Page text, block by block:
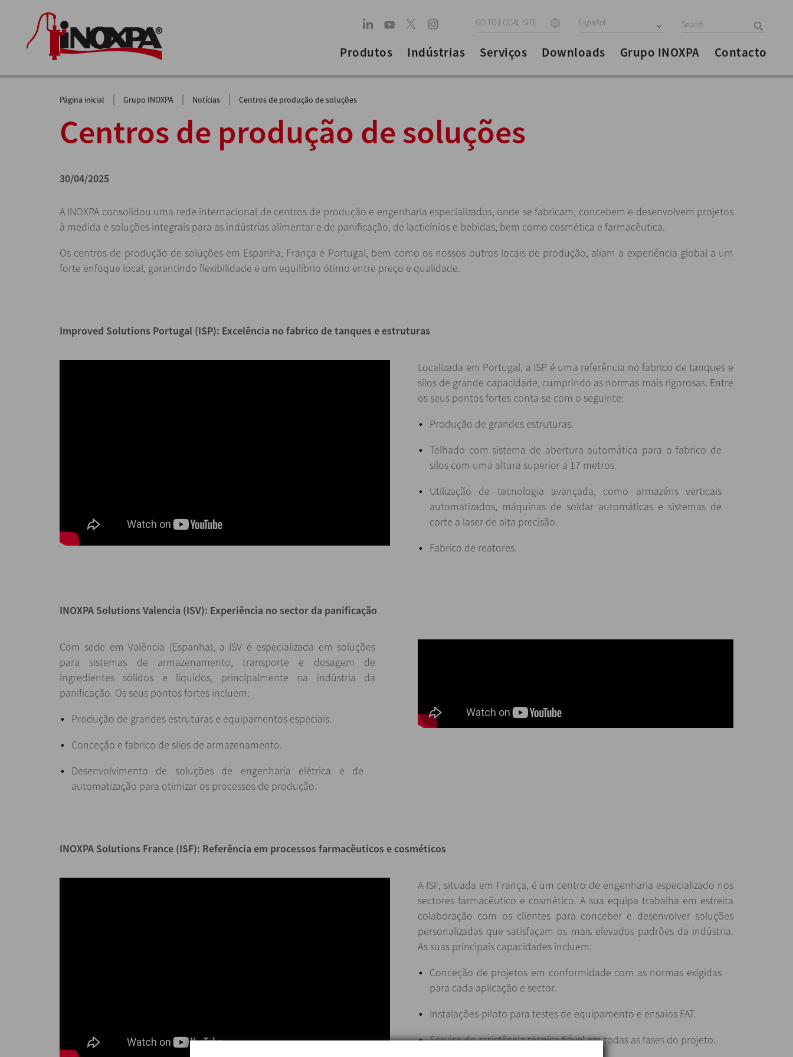
GO TO LOCAL SITE Español
Produtos Indústrias Serviços Downloads Grupo INOXPA Contacto
Página inicial | Grupo INOXPA | Notícias | Centros de produção de soluções
Centros de produção de soluções
30/04/2025
A INOXPA consolidou uma rede internacional de centros de produção e engenharia especializados, onde se fabricam, concebem e desenvolvem projetos
à medida e soluções integrais para as indústrias alimentar e de panificação, de lacticínios e bebidas, bem como cosmética e farmacêutica.
Os centros de produção de soluções em Espanha, França e Portugal, bem como os nossos outros locais de produção, aliam a experiência global a um
forte enfoque local, garantindo flexibilidade e um equilíbrio ótimo entre preço e qualidade.
Improved Solutions Portugal (ISP): Excelência no fabrico de tanques e estruturas
Localizada em Portugal, a ISP é uma referência no fabrico de tanques e
silos de grande capacidade, cumprindo as normas mais rigorosas. Entre
os seus pontos fortes conta-se com o seguinte:
Produção de grandes estruturas.
Telhado com sistema de abertura automática para o fabrico de
silos com uma altura superior a 17 metros.
Utilização de tecnologia avançada, como armazéns verticais
automatizados, máquinas de soldar automáticas e sistemas de
corte a laser de alta precisão.
Fabrico de reatores.
INOXPA Solutions Valencia (ISV): Experiência no sector da panificação
Com sede em Valência (Espanha), a ISV é especializada em soluções
para sistemas de armazenamento, transporte e dosagem de
ingredientes sólidos e líquidos, principalmente na indústria da
panificação. Os seus pontos fortes incluem:
Produção de grandes estruturas e equipamentos especiais.
Conceção e fabrico de silos de armazenamento.
Desenvolvimento de soluções de engenharia elétrica e de
automatização para otimizar os processos de produção.
INOXPA Solutions France (ISF): Referência em processos farmacêuticos e cosméticos
A ISF, situada em França, é um centro de engenharia especializado nos
sectores farmacêutico e cosmético. A sua equipa trabalha em estreita
colaboração com os clientes para conceber e desenvolver soluções
personalizadas que satisfaçam os mais elevados padrões da indústria.
As suas principais capacidades incluem:
Conceção de projetos em conformidade com as normas exigidas
para cada aplicação e sector.
Instalações-piloto para testes de equipamento e ensaios FAT.
Serviço de assistência técnica fiável em todas as fases do projeto.